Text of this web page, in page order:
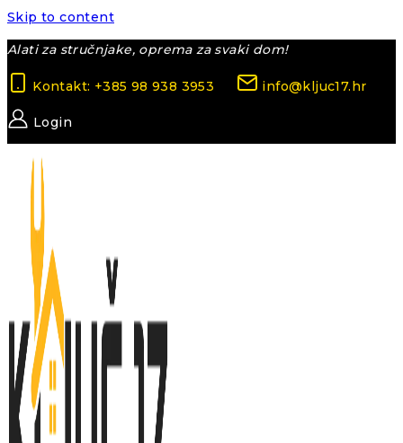
Skip to content
Alati za stručnjake, oprema za svaki dom!
Kontakt: +385 98 938 3953 info@kljuc17.hr
Login